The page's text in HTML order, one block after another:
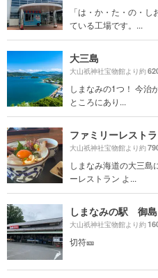
「は・か・た・の・
ている工場です。...
大三島
大山祇神社宝物館より約
しまなみの1つ！ 今治
ところにあり...
ファミリーレスト
大山祇神社宝物館より約
しまなみ海道の大三島
ーレストラン よ...
しまなみの駅 御島
大山祇神社宝物館より約
切符🎫